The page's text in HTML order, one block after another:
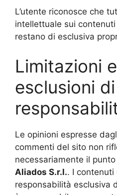
L’utente riconosce che
intellettuale sui
restano di esclusiva
Limitazioni
esclusioni di
Le opinioni espresse
commenti del sito non
necessariamente il
Aliados S.r.l.. I
responsabilità esclusiva